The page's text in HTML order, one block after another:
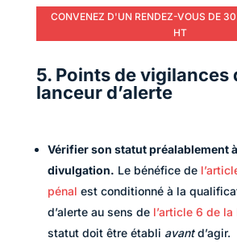
CONVENEZ D'UN RENDEZ-VOUS DE
HT
5. Points de vigilances
lanceur d’alerte
Vérifier son statut préalablement
divulgation. Le bénéfice de
pénal est conditionné à la
d’alerte au sens de l’article 6 de la
statut doit être établi avantd’agir.